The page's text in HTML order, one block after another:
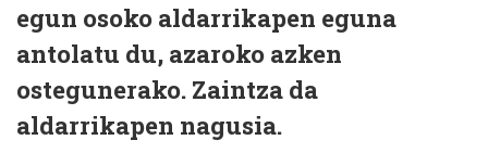
egun osoko aldarrikapen eguna
antolatu du, azaroko azken
ostegunerako. Zaintza da
aldarrikapen nagusia.